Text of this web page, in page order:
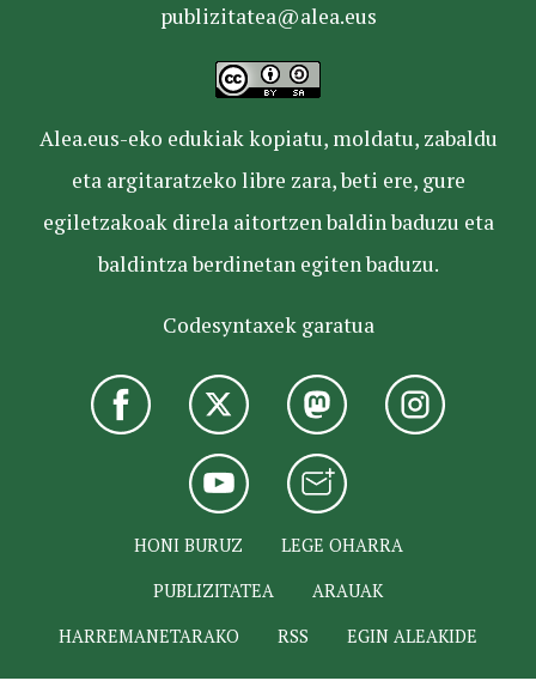
publizitatea@alea.eus
Alea.eus-eko edukiak kopiatu, moldatu, zabaldu
eta argitaratzeko libre zara, beti ere, gure
egiletzakoak direla aitortzen baldin baduzu eta
baldintza berdinetan egiten baduzu.
Codesyntaxek garatua
HONI BURUZ
LEGE OHARRA
PUBLIZITATEA
ARAUAK
HARREMANETARAKO
RSS EGIN ALEAKIDE